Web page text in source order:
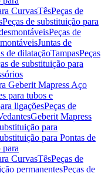
CurvasTêsPeças de
Peças de substituição para
Peças de
Juntas de
de dilataçãoTampasPeças
de substituição para
Geberit Mapress Aço
para tubos e
ligaçõesPeças de
Geberit Mapress
para
para Pontas de
para
CurvasTêsPeças de
permanentesPeças de